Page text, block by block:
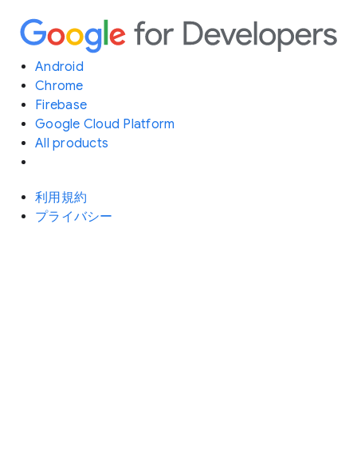
Android
Chrome
Firebase
Google Cloud Platform
All products
利用規約
プライバシー